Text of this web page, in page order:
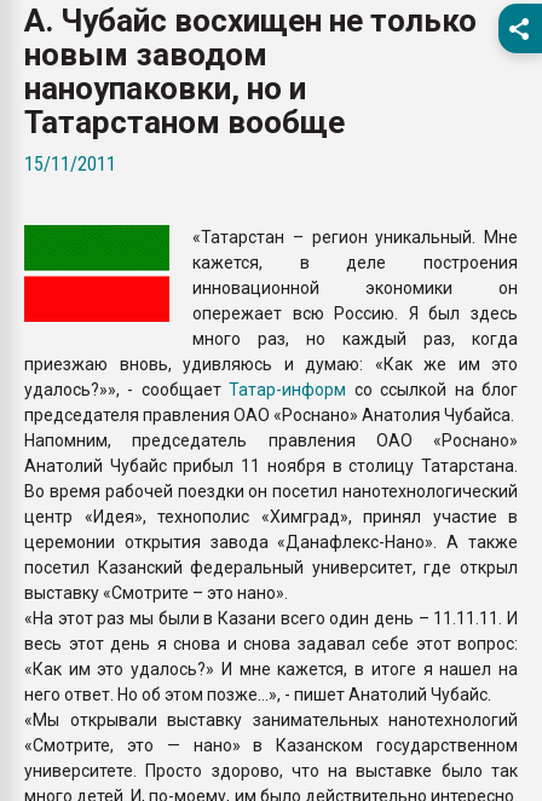
28.07.2026
ситуацией на
А. Чубайс восхищен не только
новым заводом
наноупаковки, но и
Татарстаном вообще
15/11/2011
«Татарстан – регион уникальный. Мне
кажется, в деле построения
инновационной экономики он
опережает всю Россию. Я был здесь
много раз, но каждый раз, когда
приезжаю вновь, удивляюсь и думаю: «Как же им это
удалось?»», - сообщаетТатар-информ со ссылкой на блог
председателя правления ОАО «Роснано» Анатолия Чубайса.
Напомним, председатель правления ОАО «Роснано»
Анатолий Чубайс прибыл 11 ноября в столицу Татарстана.
Во время рабочей поездки он посетил нанотехнологический
центр «Идея», технополис «Химград», принял участие в
церемонии открытия завода «Данафлекс-Нано». А также
посетил Казанский федеральный университет, где открыл
выставку «Смотрите – это нано».
«На этот раз мы были в Казани всего один день – 11.11.11. И
весь этот день я снова и снова задавал себе этот вопрос:
«Как им это удалось?» И мне кажется, в итоге я нашел на
него ответ. Но об этом позже…», - пишет Анатолий Чубайс.
«Мы открывали выставку занимательных нанотехнологий
«Смотрите, это — нано» в Казанском государственном
университете. Просто здорово, что на выставке было так
много детей. И, по-моему, им было действительно интересно.